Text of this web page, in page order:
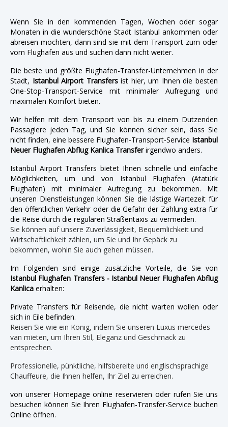
Wenn Sie in den kommenden Tagen, Wochen oder sogar
Monaten in die wunderschöne Stadt Istanbul ankommen oder
abreisen möchten, dann sind sie mit dem Transport zum oder
vom Flughafen aus und suchen dann nicht weiter.
Die beste und größte Flughafen-Transfer-Unternehmen in der
Stadt, Istanbul Airport Transfersist hier, um Ihnen die besten
One-Stop-Transport-Service mit minimaler Aufregung und
maximalen Komfort bieten.
Wir helfen mit dem Transport von bis zu einem Dutzenden
Passagiere jeden Tag, und Sie können sicher sein, dass Sie
nicht finden, eine bessere Flughafen-Transport-Service Istanbul
Neuer Flughafen Abflug Kanlica Transferirgendwo anders.
Istanbul Airport Transfers bietet Ihnen schnelle und einfache
Möglichkeiten, um und von Istanbul Flughafen (Atatürk
Flughafen) mit minimaler Aufregung zu bekommen. Mit
unseren Dienstleistungen können Sie die lästige Wartezeit für
den öffentlichen Verkehr oder die Gefahr der Zahlung extra für
die Reise durch die regulären Straßentaxis zu vermeiden.
Sie können auf unsere Zuverlässigkeit, Bequemlichkeit und
Wirtschaftlichkeit zählen, um Sie und Ihr Gepäck zu
bekommen, wohin Sie auch gehen müssen.
Im Folgenden sind einige zusätzliche Vorteile, die Sie von
Istanbul Flughafen Transfers - Istanbul Neuer Flughafen Abflug
Kanlica erhalten:
Private Transfers für Reisende, die nicht warten wollen oder
sich in Eile befinden.
Reisen Sie wie ein König, indem Sie unseren Luxus mercedes
van mieten, um Ihren Stil, Eleganz und Geschmack zu
entsprechen.
Professionelle, pünktliche, hilfsbereite und englischsprachige
Chauffeure, die Ihnen helfen, Ihr Ziel zu erreichen.
von unserer Homepage online reservieren oder rufen Sie uns
besuchen können Sie Ihren Flughafen-Transfer-Service buchen
Online öffnen.